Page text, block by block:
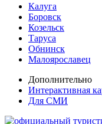
Калуга
Боровск
Козельск
Таруса
Обнинск
Малоярославец
Дополнительно
Интерактивная
Для СМИ